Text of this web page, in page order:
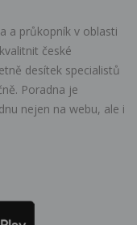
a průkopník v oblasti
české
desítek specialistů
Poradna je
nejen na webu, ale i